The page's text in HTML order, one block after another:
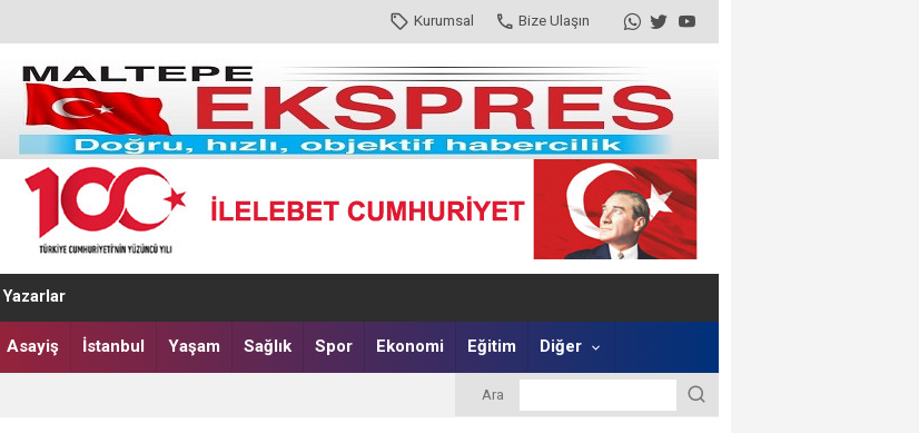
Kurumsal Bize Ulaşın
Yazarlar
Asayiş İstanbul Yaşam Sağlık Spor Ekonomi Eğitim Diğer
Ara